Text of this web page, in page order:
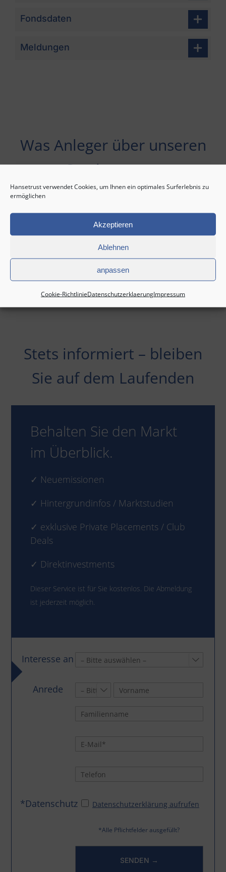
Hansetrust verwendet Cookies, um Ihnen ein optimales Surferlebnis zu
ermöglichen
Akzeptieren
Ablehnen
anpassen
Cookie-RichtlinieDatenschutzerklaerungImpressum
Fondsdaten
Meldungen
Was Anleger über unseren
Service sagen
Stets informiert – bleiben
Sie auf dem Laufenden
Behalten Sie den Markt
im Überblick.
✓ Neuemissionen
✓ Hintergrundinfos / Marktstudien
✓ exklusive Private Placements / Club
Deals
✓ Direktinvestments
Dieser Service ist für Sie kostenlos. Die Abmeldung
ist jederzeit möglich.
Interesse an 
Anrede 
*Datenschutz Datenschutzerklärung aufrufen
*Alle Pflichtfelder ausgefüllt?